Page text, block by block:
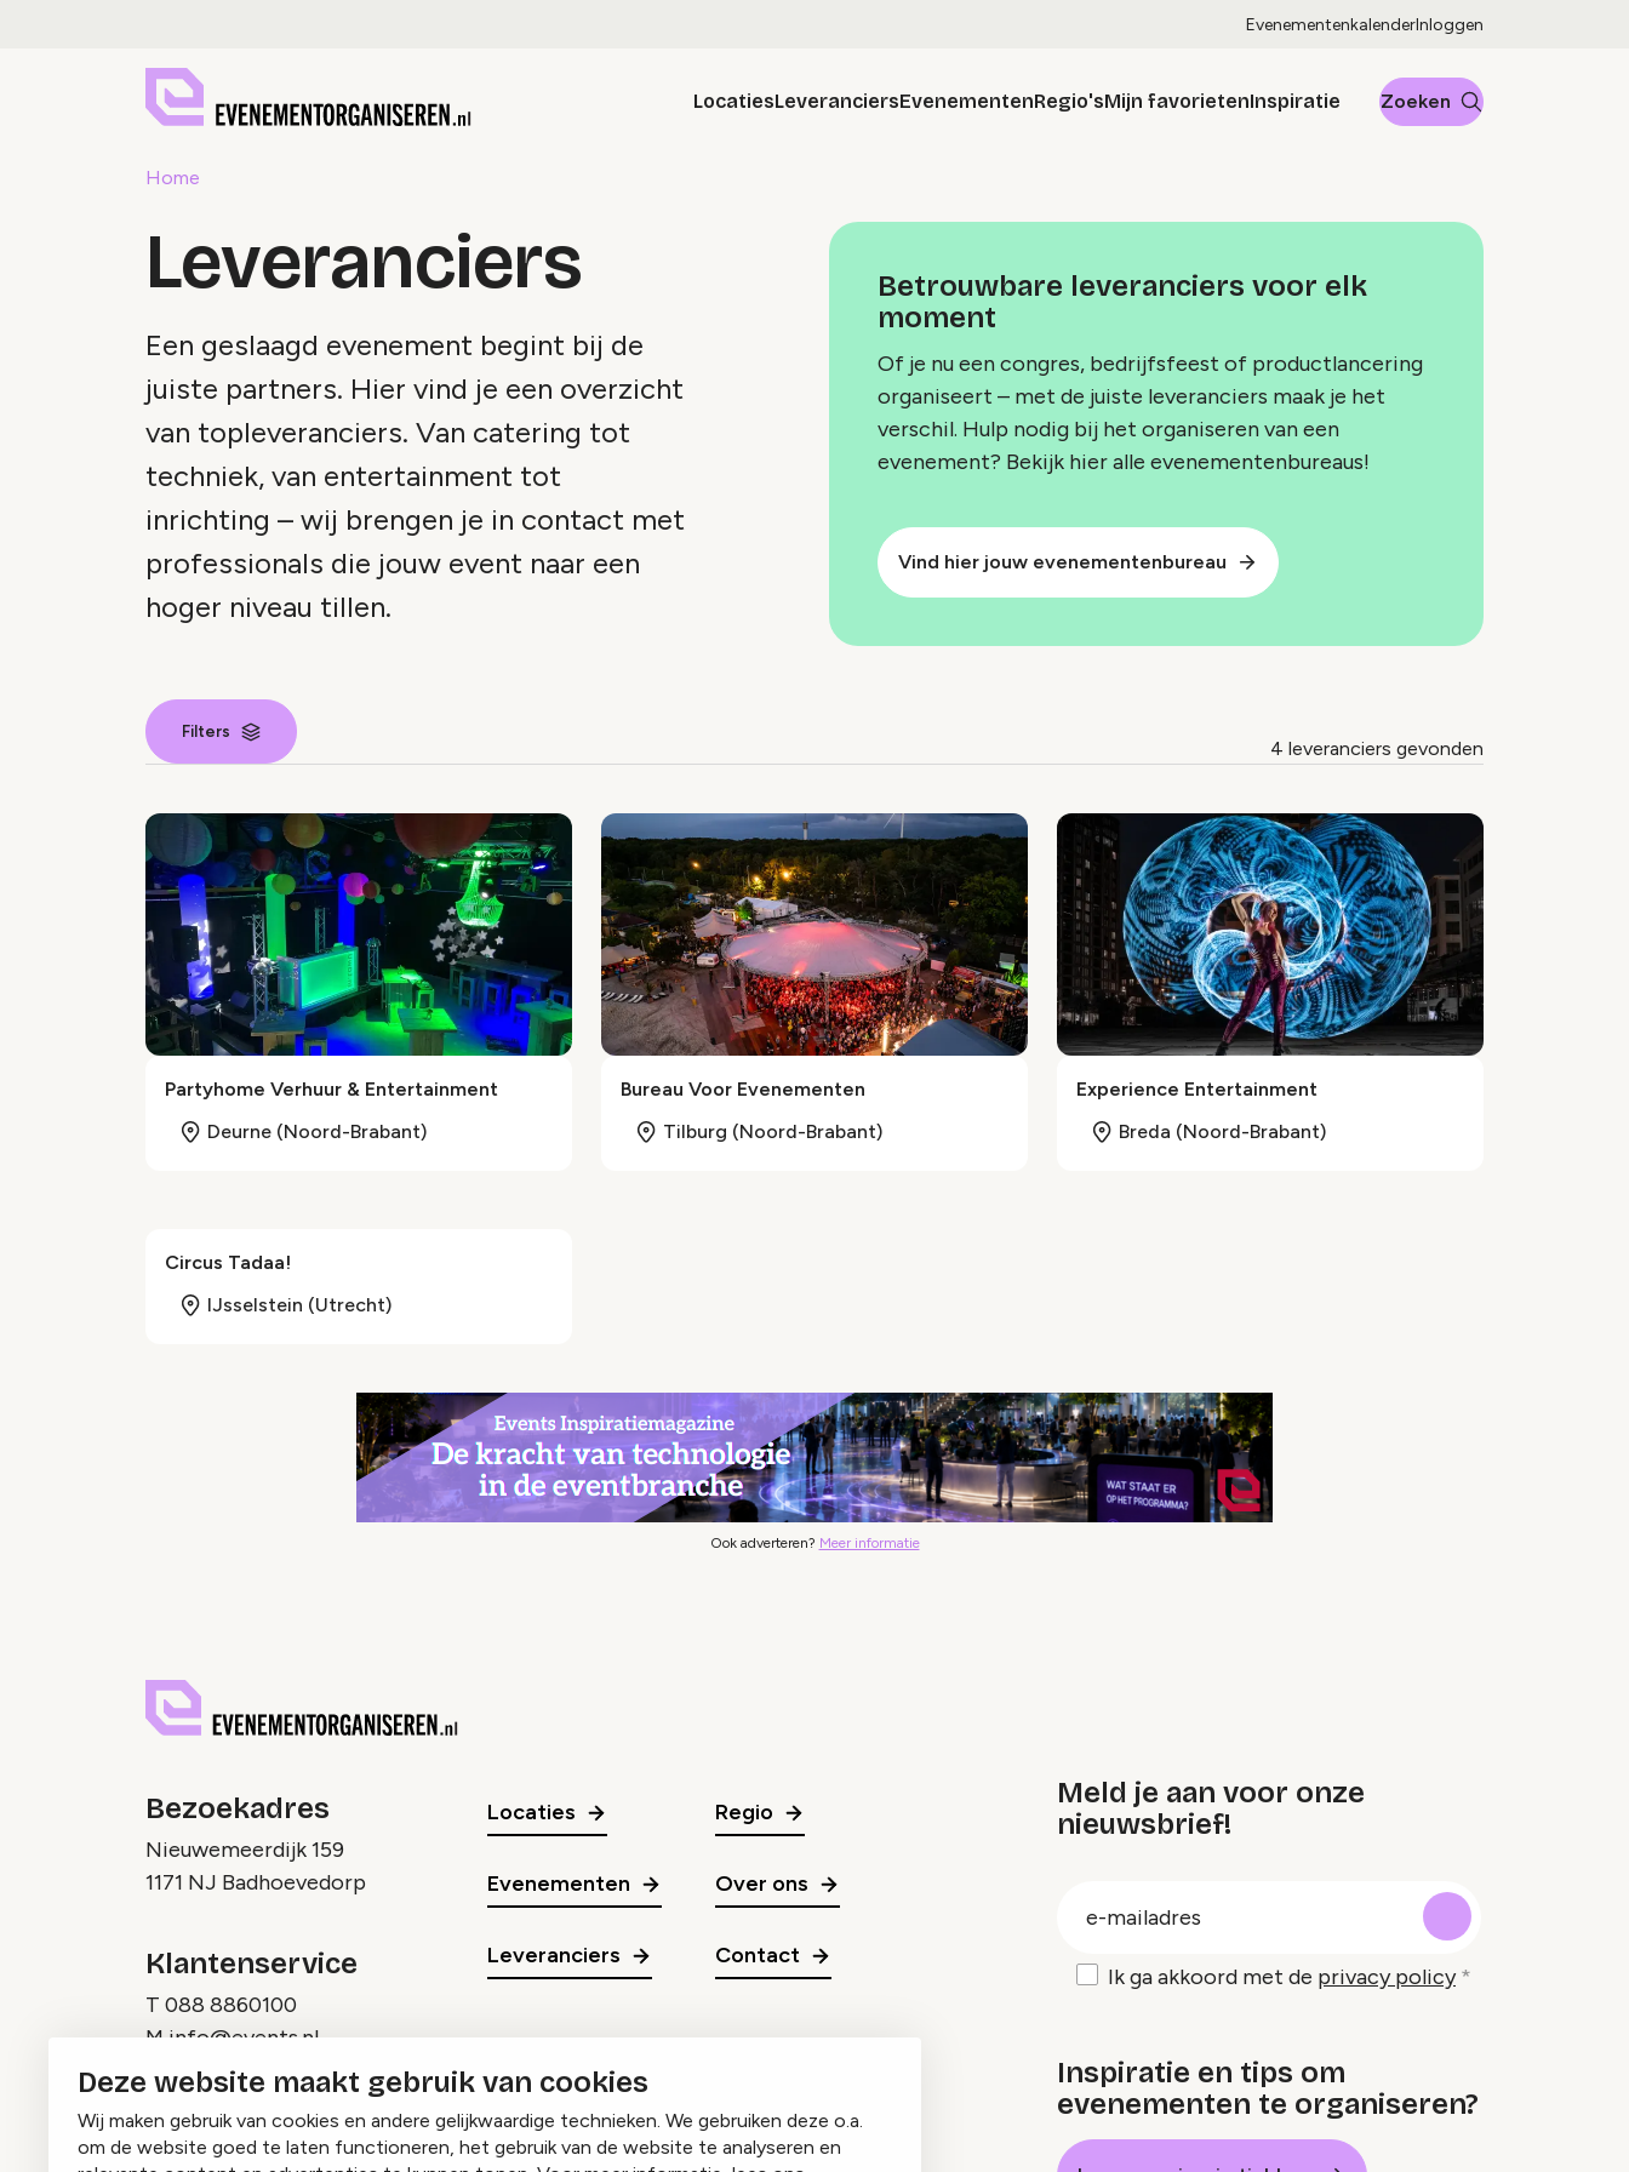
Deze website maakt gebruik van cookies
Wij maken gebruik van cookies en andere gelijkwaardige technieken. We gebruiken deze o.a.
om de website goed te laten functioneren, het gebruik van de website te analyseren en
EvenementenkalenderInloggen
LocatiesLeveranciersEvenementenRegio'sMijn favorietenInspiratie Zoeken
Home
Leveranciers
Een geslaagd evenement begint bij de
juiste partners. Hier vind je een overzicht
van topleveranciers. Van catering tot
techniek, van entertainment tot
inrichting – wij brengen je in contact met
professionals die jouw event naar een
hoger niveau tillen.
Betrouwbare leveranciers voor elk
moment
Of je nu een congres, bedrijfsfeest of productlancering
organiseert – met de juiste leveranciers maak je het
verschil. Hulp nodig bij het organiseren van een
evenement? Bekijk hier alle evenementenbureaus!
Vind hier jouw evenementenbureau
Filters
4 leveranciers gevonden
Leverancier index
Partyhome Verhuur & Entertainment
Deurne (Noord-Brabant)
Bureau Voor Evenementen
Tilburg (Noord-Brabant)
Experience Entertainment
Breda (Noord-Brabant)
Circus Tadaa!
IJsselstein (Utrecht)
Ook adverteren? Meer informatie
Bezoekadres
Nieuwemeerdijk 159
1171 NJ Badhoevedorp
Klantenservice
T 088 8860100
M info@events.nl
Locaties
Evenementen
Leveranciers
Regio
Over ons
Contact
Meld je aan voor onze
nieuwsbrief!
Ik ga akkoord met de privacy policy
Inspiratie en tips om
evenementen te organiseren?